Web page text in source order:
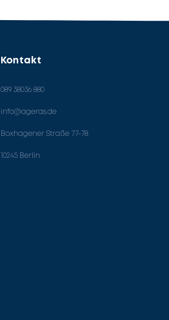
Kontakt
089 38036 880
info@ageras.de
Boxhagener Straße 77-78
10245 Berlin